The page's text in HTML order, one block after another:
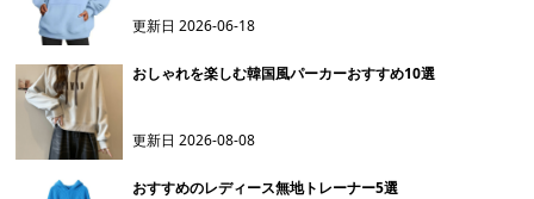
更新日2026-06-18
おしゃれを楽しむ韓国風パーカーおすすめ10選
更新日2026-08-08
おすすめのレディース無地トレーナー5選